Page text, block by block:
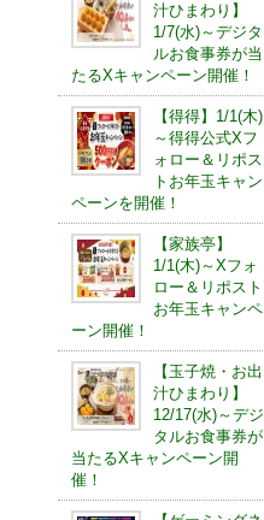
汁ひまわり】
1/7(水)～デジタ
ルお食事券が当
たるXキャンペーン開催！
【得得】1/1(木)
～得得公式Xフ
ォロー＆リポス
トお年玉キャン
ペーンを開催！
【家族亭】
1/1(木)～Xフォ
ロー＆リポスト
お年玉キャンペ
ーン開催！
【玉子焼・お出
汁ひまわり】
12/17(水)～デジ
タルお食事券が
当たるXキャンペーン開
催！